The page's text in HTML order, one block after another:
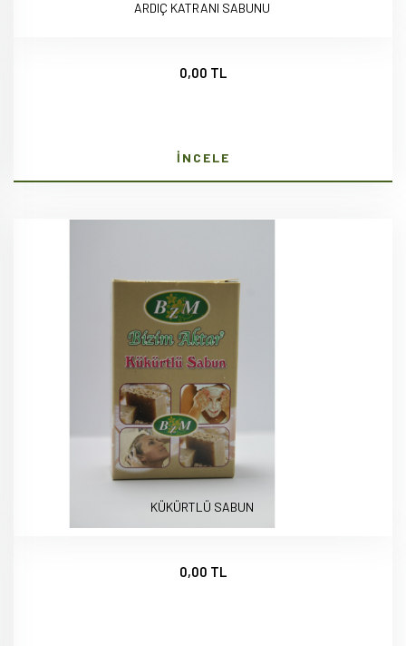
ARDIÇ KATRANI SABUNU
0,00 TL
İNCELE
KÜKÜRTLÜ SABUN
0,00 TL